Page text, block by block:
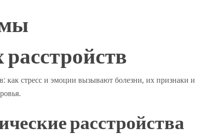
стресс и эмоции вызывают болезни, их признаки и
расстройства